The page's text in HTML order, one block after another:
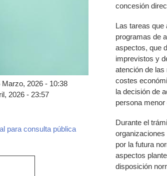
2026 - 10:38
2026 - 23:57
para consulta pública
concesión
Las tareas que
programas de
aspectos, que
imprevistos y
atención de
costes
la decisión de
persona menor
Durante el
por la futura
aspectos
disposición